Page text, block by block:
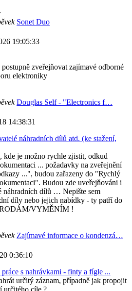
Sonet Duo
19:05:33
zveřejňovat zajímavé odborné
elektroniky
Douglas Self - "Electronics f…
14:38:31
náhradních dílů atd. (ke stažení,
kde je možno rychle zjistit, odkud
... požadavky na zveřejnění
...", budou zařazeny do "Rychlý
Budou zde uveřejňováni i
náhradních dílů … Nepište sem
díly nebo jejich nabídky - ty patří do
VYMĚNÍM !
Zajímavé informace o kondenzá…
0:36:10
s nahrávkami - finty a fígle ...
určitý záznam, případně jak propojit